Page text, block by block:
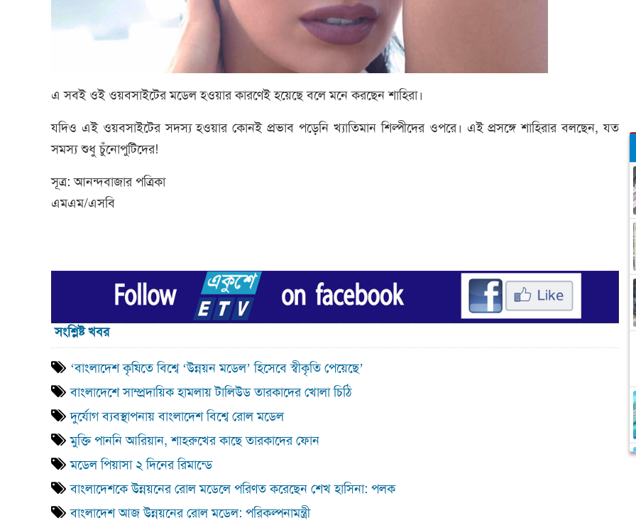
এ সবই ওই ওয়বসাইটের মডেল হওয়ার কারণেই হয়েছে বলে মনে করছেন শাহিরা।
যদিও এই ওয়বসাইটের সদস্য হওয়ার কোনই প্রভাব পড়েনি খ্যাতিমান শিল্পীদের ওপরে। এই প্রসঙ্গে শাহিরার বলছেন, যত
সমস্য শুধু চুঁনোপুটিদের!
সূত্র: আনন্দবাজার পত্রিকা
এমএম/এসবি
সংশ্লিষ্ট খবর
‘বাংলাদেশ কৃষিতে বিশ্বে ‘উন্নয়ন মডেল’ হিসেবে স্বীকৃতি পেয়েছে’
বাংলাদেশে সাম্প্রদায়িক হামলায় টালিউড তারকাদের খোলা চিঠি
দুর্যোগ ব্যবস্থাপনায় বাংলাদেশ বিশ্বে রোল মডেল
মুক্তি পাননি আরিয়ান, শাহরুখের কাছে তারকাদের ফোন
মডেল পিয়াসা ২ দিনের রিমান্ডে
বাংলাদেশকে উন্নয়নের রোল মডেলে পরিণত করেছেন শেখ হাসিনা: পলক
বাংলাদেশ আজ উন্নয়নের রোল মডেল: পরিকল্পনামন্ত্রী